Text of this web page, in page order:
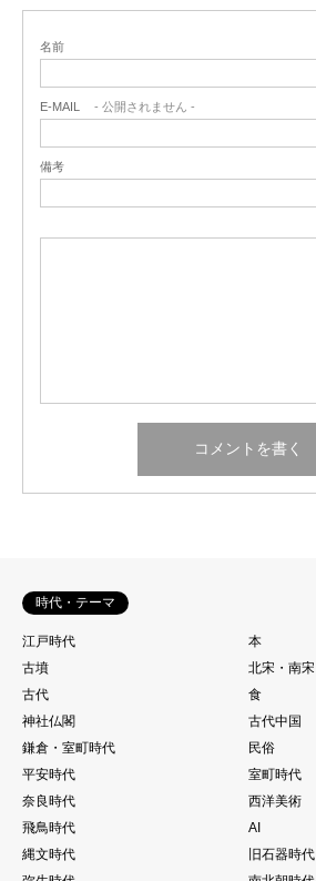
名前
E-MAIL - 公開されません -
備考
時代・テーマ
江戸時代
本
古墳
北宋・南宋
古代
食
神社仏閣
古代中国
鎌倉・室町時代
民俗
平安時代
室町時代
奈良時代
西洋美術
飛鳥時代
AI
縄文時代
旧石器時代